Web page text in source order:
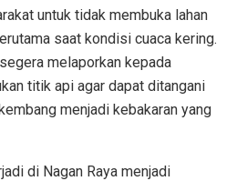
untuk tidak membuka lahan
saat kondisi cuaca kering.
melaporkan kepada
titik api agar dapat ditangani
menjadi kebakaran yang
di Nagan Raya menjadi